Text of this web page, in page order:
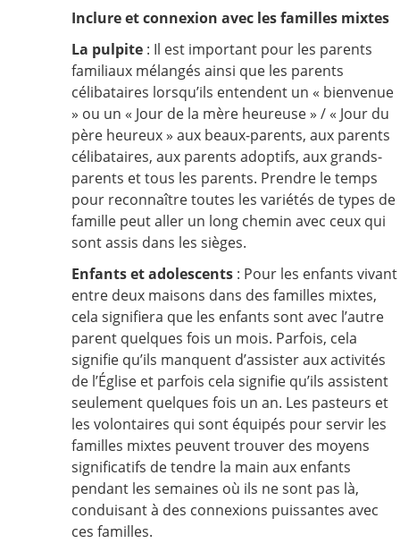
Inclure et connexion avec les familles mixtes
La pulpite : Il est important pour les parents
familiaux mélangés ainsi que les parents
célibataires lorsqu’ils entendent un « bienvenue
» ou un « Jour de la mère heureuse » / « Jour du
père heureux » aux beaux-parents, aux parents
célibataires, aux parents adoptifs, aux grands-
parents et tous les parents. Prendre le temps
pour reconnaître toutes les variétés de types de
famille peut aller un long chemin avec ceux qui
sont assis dans les sièges.
Enfants et adolescents : Pour les enfants vivant
entre deux maisons dans des familles mixtes,
cela signifiera que les enfants sont avec l’autre
parent quelques fois un mois. Parfois, cela
signifie qu’ils manquent d’assister aux activités
de l’Église et parfois cela signifie qu’ils assistent
seulement quelques fois un an. Les pasteurs et
les volontaires qui sont équipés pour servir les
familles mixtes peuvent trouver des moyens
significatifs de tendre la main aux enfants
pendant les semaines où ils ne sont pas là,
conduisant à des connexions puissantes avec
ces familles.